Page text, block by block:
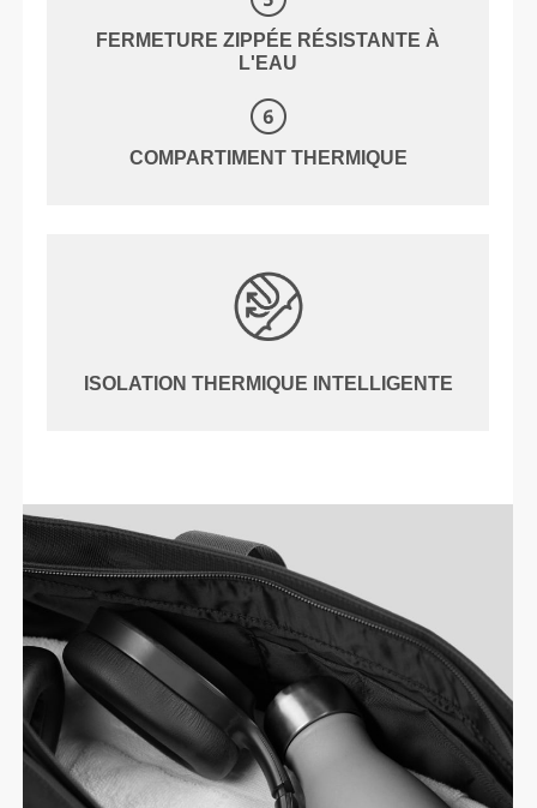
FERMETURE ZIPPÉE RÉSISTANTE À
L'EAU
COMPARTIMENT THERMIQUE
ISOLATION THERMIQUE INTELLIGENTE